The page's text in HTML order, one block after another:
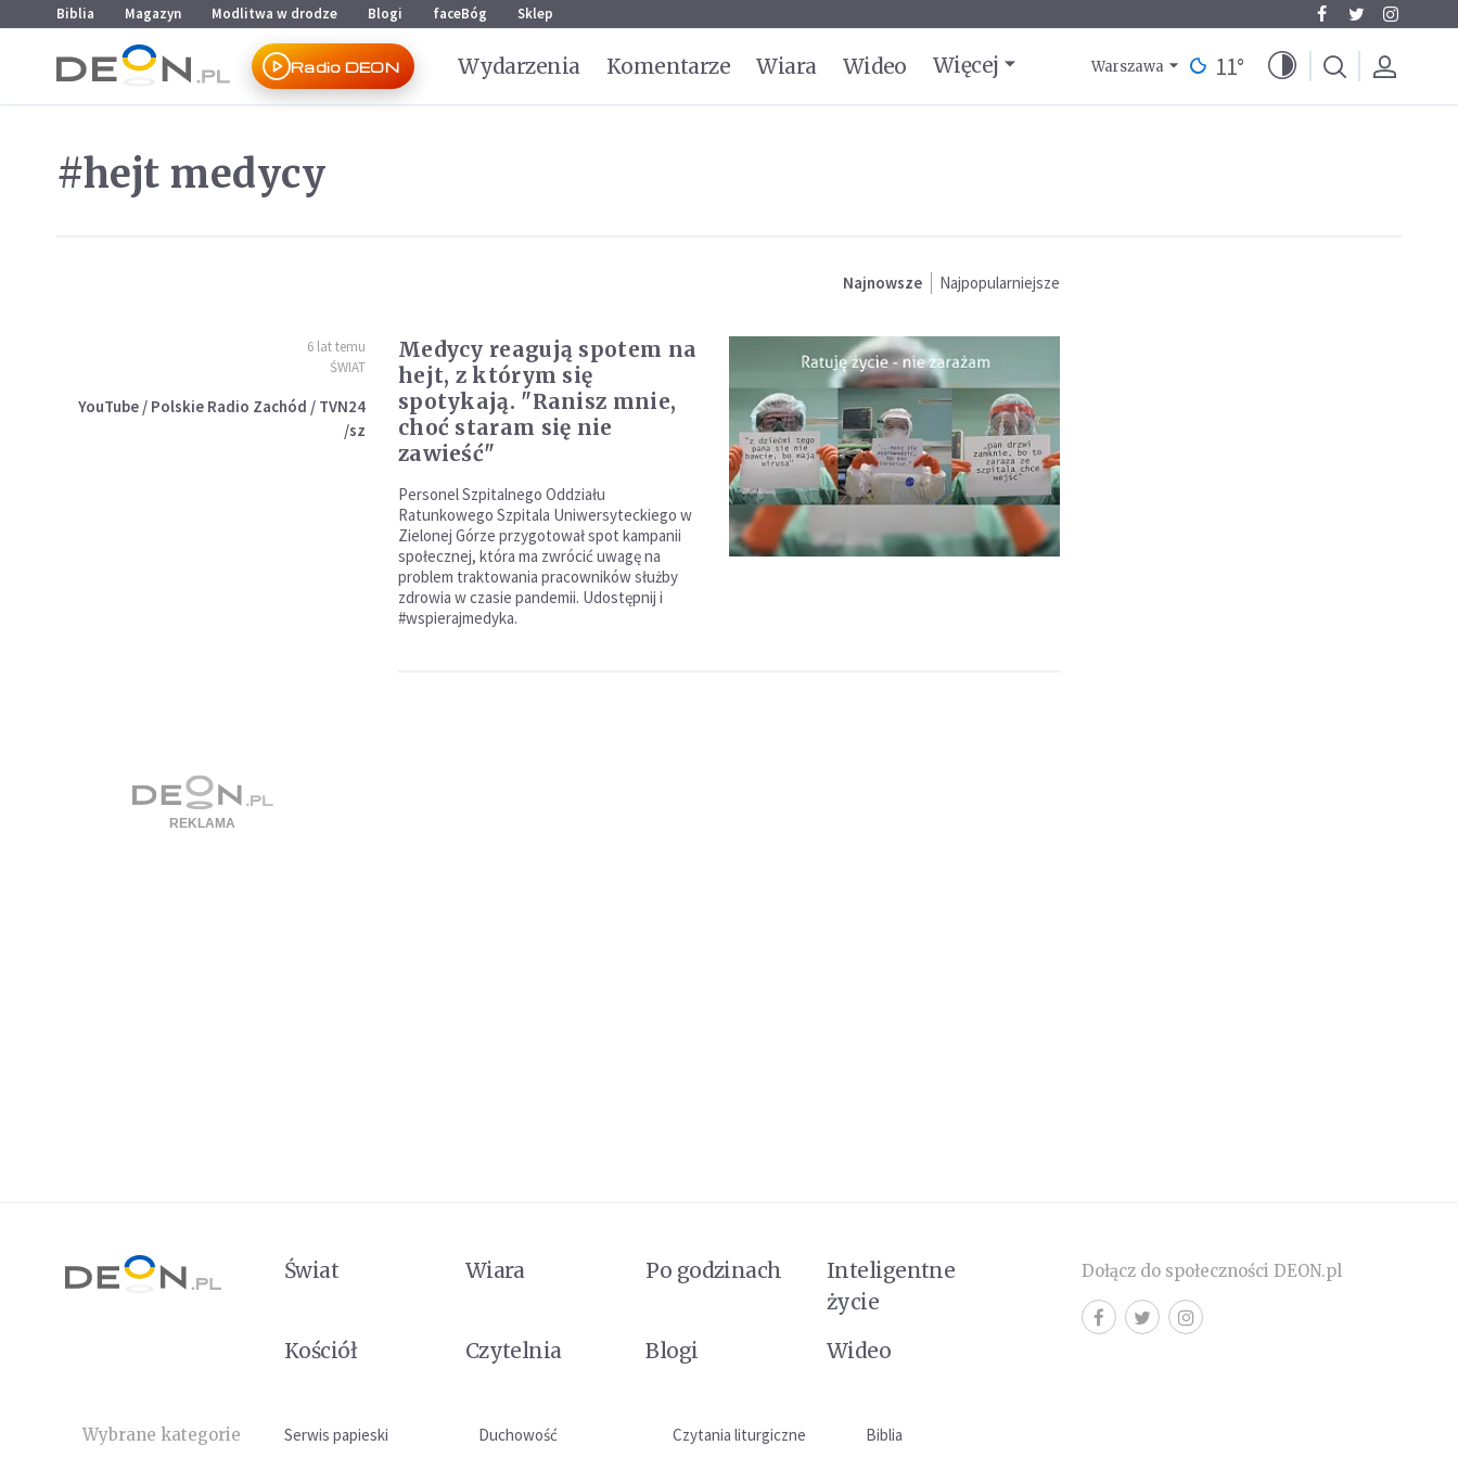
Przejdź do menu głównego
Przejdź do treści
Biblia Magazyn Modlitwa w drodze Blogi faceBóg Sklep
Radio DEON Wydarzenia Komentarze Wiara Wideo Więcej Warszawa 11°
#hejt medycy
Najnowsze Najpopularniejsze
6 lat temu
ŚWIAT
YouTube / Polskie Radio Zachód / TVN24
/sz
Medycy reagują spotem na
hejt, z którym się
spotykają. "Ranisz mnie,
choć staram się nie
zawieść"
Personel Szpitalnego Oddziału
Ratunkowego Szpitala Uniwersyteckiego w
Zielonej Górze przygotował spot kampanii
społecznej, która ma zwrócić uwagę na
problem traktowania pracowników służby
zdrowia w czasie pandemii. Udostępnij i
#wspierajmedyka.
Świat Wiara Po godzinach
Inteligentne
życie
Kościół
Czytelnia Blogi Wideo
Wybrane kategorie Serwis papieski Duchowość Czytania liturgiczne
Biblia
Dołącz do społeczności DEON.pl